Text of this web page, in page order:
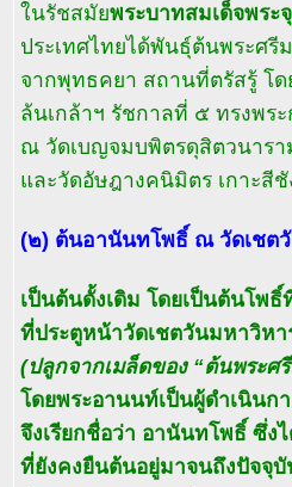
ในรัชสมัยพระบาทสมเด็จพระ
ประเทศไทยได้พันธุ์ต้นพระศรี
จากพุทธคยา สถานที่ตรัสรู้ โด
ล้นเกล้าฯ รัชกาลที่ ๕ ทรงพร
ณ วัดเบญจมบพิตรดุสิตวนารา
และวัดอัษฎางคนิมิตร เกาะสี
(๒) ต้นอานันทโพธิ์ ณ วัดเชตวั
เป็นต้นดั้งเดิม โดยเป็นต้นโพ
ที่ประตูหน้าวัดเชตวันมหาวิหา
(ปลูกจากเมล็ดของ “ต้นพระ
โดยพระอานนท์เป็นผู้ดำเนิน
จึงเรียกชื่อว่า อานันทโพธิ์ ซึ่
ที่ยังคงยืนต้นอยู่มาจนถึงปัจจุ